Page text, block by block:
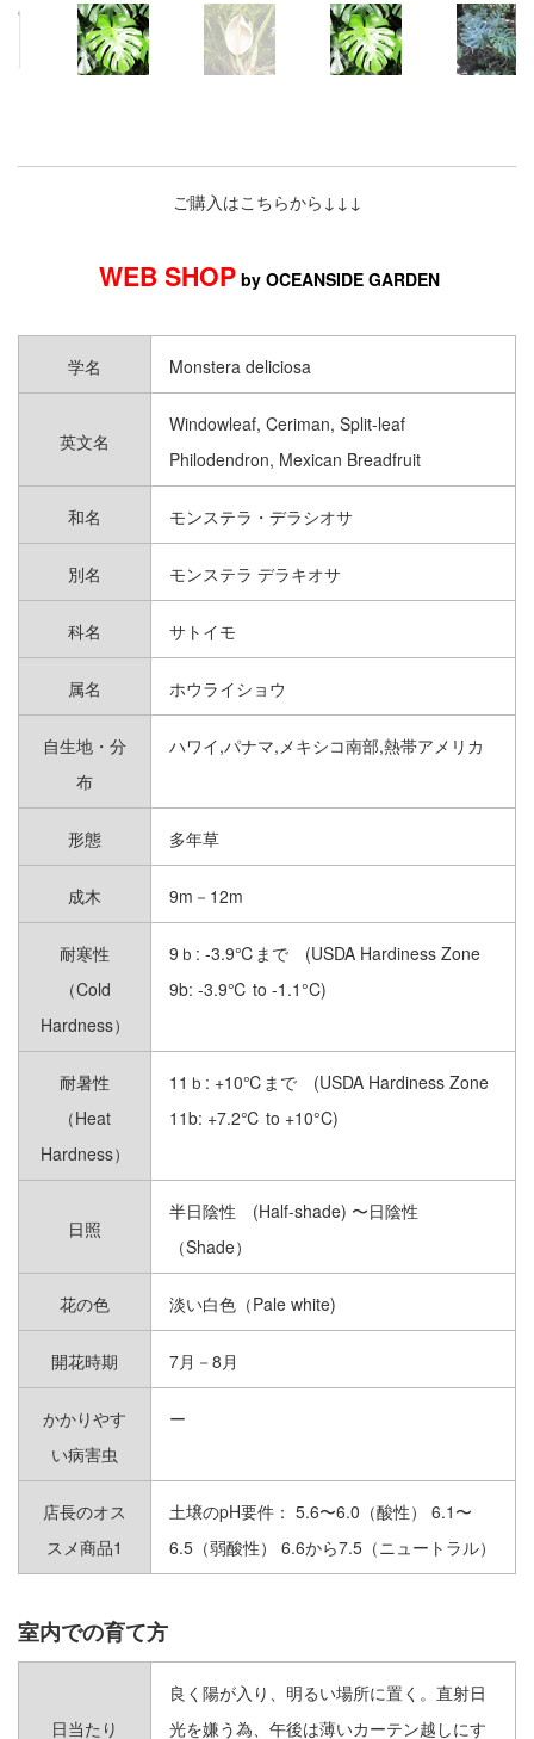
ご購入はこちらから↓↓↓
WEB SHOP by OCEANSIDE GARDEN
学名 Monstera deliciosa
英文名
Windowleaf, Ceriman, Split-leaf
Philodendron, Mexican Breadfruit
和名 モンステラ・デラシオサ
別名 モンステラ デラキオサ
科名 サトイモ
属名 ホウライショウ
自生地・分
布
ハワイ,パナマ,メキシコ南部,熱帯アメリカ
形態 多年草
成木 9m－12m
耐寒性
（Cold
Hardness）
9ｂ: -3.9℃まで (USDA Hardiness Zone
9b: -3.9℃ to -1.1°C)
耐暑性
（Heat
Hardness）
11ｂ: +10℃まで (USDA Hardiness Zone
11b: +7.2℃ to +10°C)
日照
半日陰性 (Half-shade) 〜日陰性
（Shade）
花の色 淡い白色（Pale white)
開花時期 7月－8月
かかりやす
い病害虫
ー
店長のオス
スメ商品1
土壌のpH要件： 5.6〜6.0（酸性） 6.1〜
6.5（弱酸性） 6.6から7.5（ニュートラル）
室内での育て方
日当たり
良く陽が入り、明るい場所に置く。直射日
光を嫌う為、午後は薄いカーテン越しにす
柱サボテン｜CEREUS CACTUS
アガベ 小型 〜60cm｜SMALL
AGAVES
アガベ 大型 60cm〜｜LARGE
AGAVES
アロエ&ユーフォルビア｜ALOE &
エケベリア｜ECHEVERIA
セダム｜SEDUM
熱帯植物 草＆花｜TROPICAL
PLANTS ＆ FLOWERS
オーストラリアンプランツ｜
TILLANDSIAS
ビカクシダ＆ラン類｜
希少植物 その他｜RARE PLANTS
スタイル
西海岸風カリフォルニア
スタイル
ンスタイル
ドライガーデンスタイル
南国風トロピカルリゾー
トスタイル
南欧風スタイル
北欧風スタイル
ジャパニーズスタイル